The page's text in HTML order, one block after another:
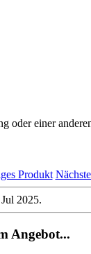
oder einer
Produkt
2025.
Angebot...